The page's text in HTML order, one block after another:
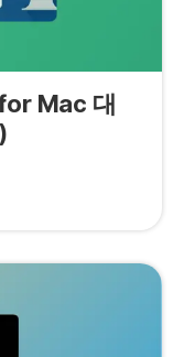
Mac 대